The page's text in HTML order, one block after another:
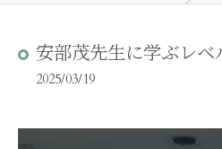
安部茂先生に学ぶレベ
2025/03/19